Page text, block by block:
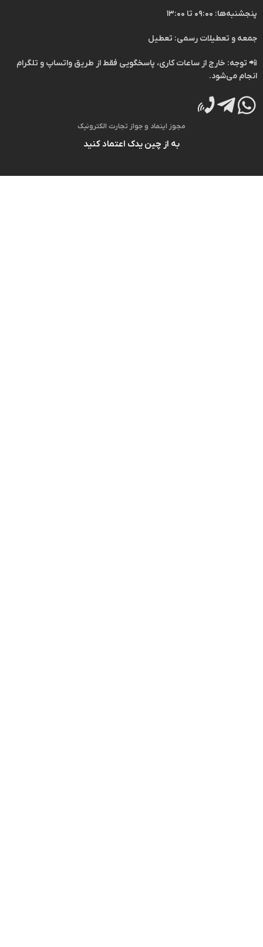
پنجشنبه‌ها: ۰۹:۰۰ تا ۱۳:۰۰
جمعه و تعطیلات رسمی: تعطیل
📲 توجه: خارج از ساعات کاری، پاسخگویی فقط از طریق واتساپ و تلگرام
انجام می‌شود.
مجوز اینماد و جواز تجارت الکترونیک
به از چین یدک اعتماد کنید